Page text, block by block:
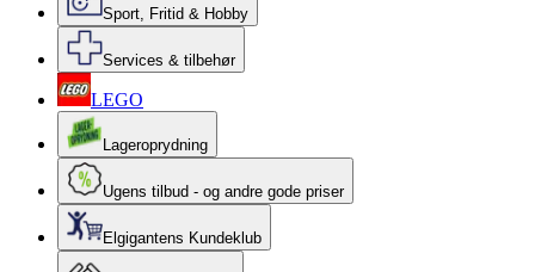
Sport, Fritid & Hobby
Services & tilbehør
LEGO
Lageroprydning
Ugens tilbud - og andre gode priser
Elgigantens Kundeklub